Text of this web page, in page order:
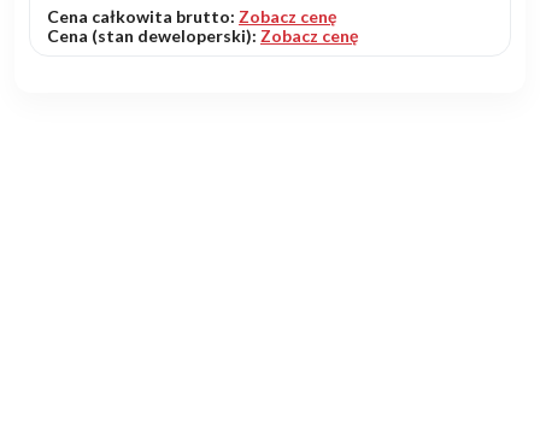
Cena całkowita brutto: Zobacz cenę
Cena (stan deweloperski): Zobacz cenę